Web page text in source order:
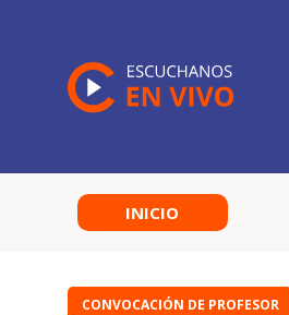
INICIO
CONVOCACIÓN DE PROFESOR